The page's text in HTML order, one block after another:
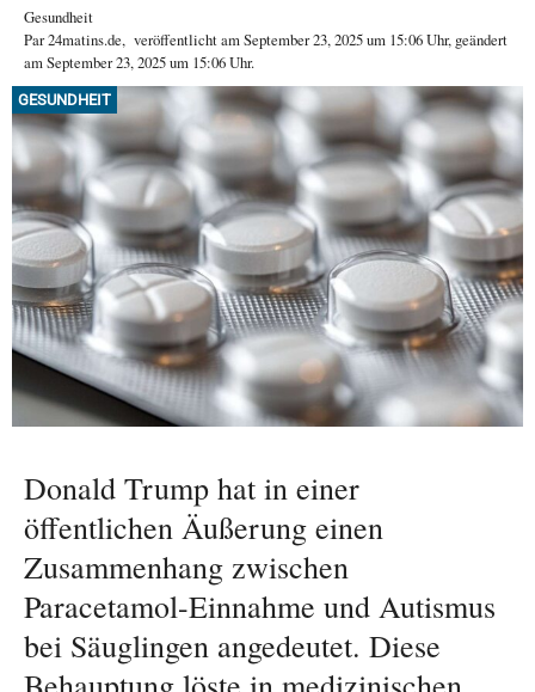
Gesundheit
Par24matins.de, veröffentlicht amSeptember 23, 2025um 15:06 Uhr, geändert
am September 23, 2025 um 15:06 Uhr.
GESUNDHEIT
Donald Trump hat in einer
öffentlichen Äußerung einen
Zusammenhang zwischen
Paracetamol-Einnahme und Autismus
bei Säuglingen angedeutet. Diese